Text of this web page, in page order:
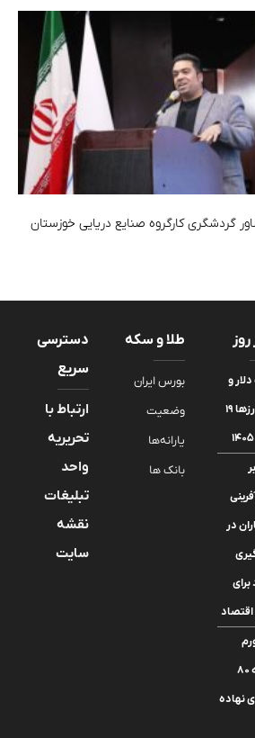
گردشگری کارگروه صنایع دریایی خوزستان
روز
و
سایر ارزها ۱۹
در
برای
اقتصاد
سالانه ۸۰
نهاده
طلا و سکه
بورس ایران
وضعیت
یارانه‌ها
بانک ها
دسترسی
سریع
ارتباط با
تحریریه
واحد
تبلیغات
نقشه
سایت